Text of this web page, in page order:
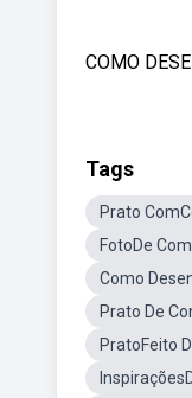
COMO
Tags
Prato
FotoDe
Como
Prato De
PratoFeito